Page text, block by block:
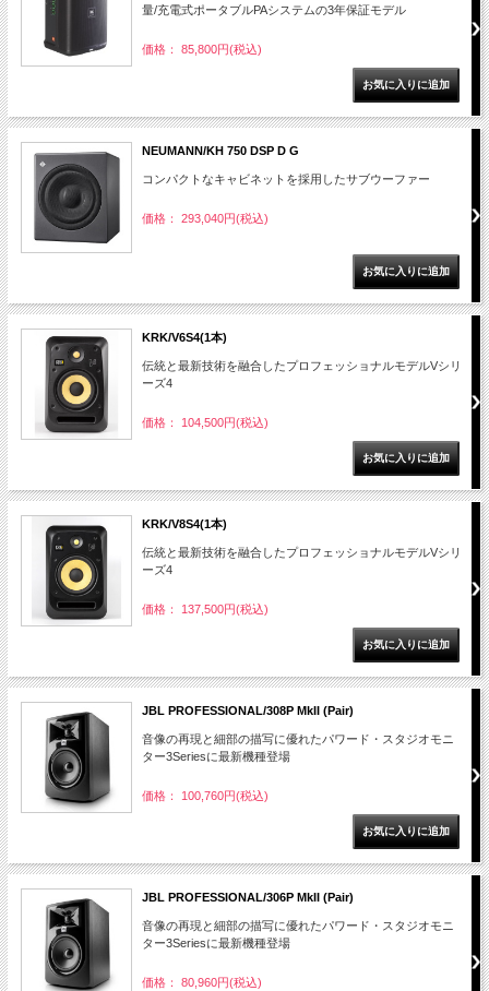
量/充電式ポータブルPAシステムの3年保証モデル
価格： 85,800円(税込)
NEUMANN/KH 750 DSP D G
コンパクトなキャビネットを採用したサブウーファー
価格： 293,040円(税込)
KRK/V6S4(1本)
伝統と最新技術を融合したプロフェッショナルモデルVシリ
ーズ4
価格： 104,500円(税込)
KRK/V8S4(1本)
伝統と最新技術を融合したプロフェッショナルモデルVシリ
ーズ4
価格： 137,500円(税込)
JBL PROFESSIONAL/308P MkII (Pair)
音像の再現と細部の描写に優れたパワード・スタジオモニ
ター3Seriesに最新機種登場
価格： 100,760円(税込)
JBL PROFESSIONAL/306P MkII (Pair)
音像の再現と細部の描写に優れたパワード・スタジオモニ
ター3Seriesに最新機種登場
価格： 80,960円(税込)